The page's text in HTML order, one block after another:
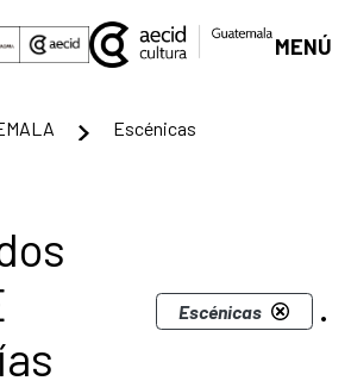
principal
MENÚ
Escénicas
de
Escénicas .